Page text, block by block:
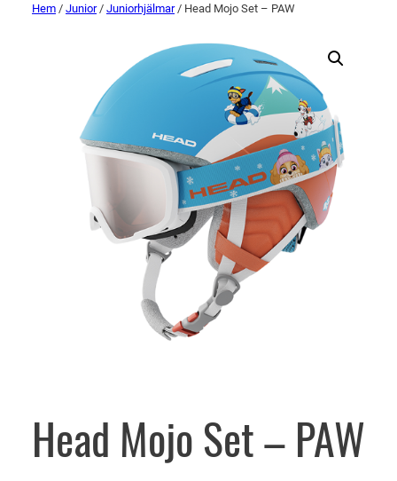
Hem / Junior/ Juniorhjälmar/ Head Mojo Set – PAW
Head Mojo Set – PAW